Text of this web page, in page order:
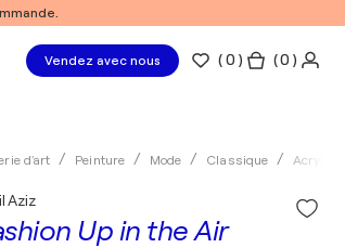
Vendez avec nous (0 ) ( 0 )
d'art Peinture Mode Classique
Up in the Air
Aziz